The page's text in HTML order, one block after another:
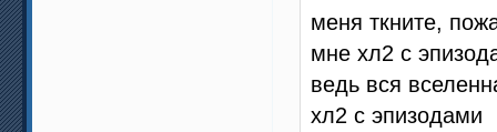
меня ткните,
мне хл2 с
ведь вся
хл2 с эпизодами